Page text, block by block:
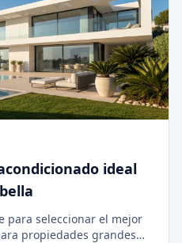
ideal
para seleccionar el mejor
propiedades grandes